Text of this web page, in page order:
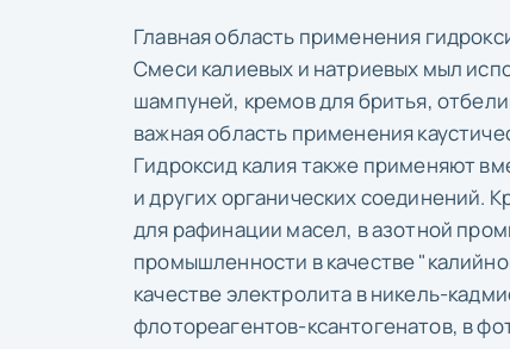
Главная область применения
Смеси калиевых и натриевых мыл
шампуней, кремов для бритья,
важная область применения
Гидроксид калия также применяют
и других органических соединений.
для рафинации масел, в азотной
промышленности в качестве
качестве электролита в никель-
флотореагентов-ксантогенатов, в